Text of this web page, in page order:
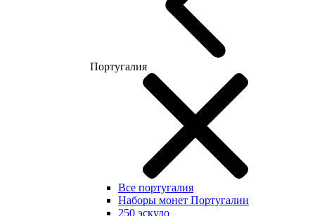
Португалия
Все португалия
Наборы монет Португалии
250 эскудо